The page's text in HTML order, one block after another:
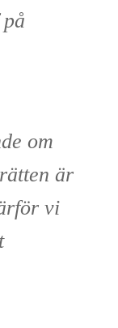
om
är
vi